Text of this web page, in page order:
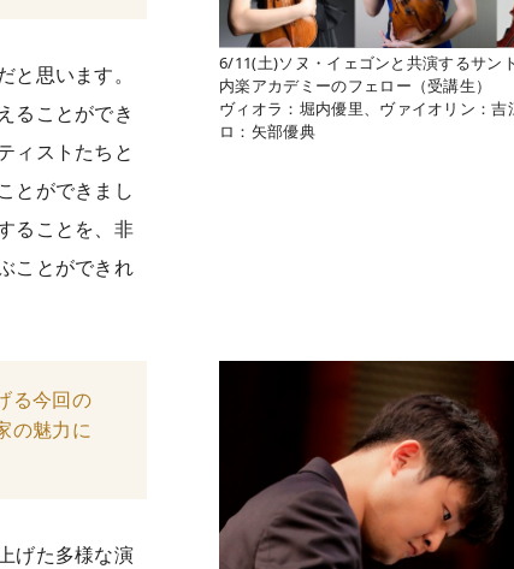
思います。
ることができ
ィストたちと
とができまし
ることを、非
ことができれ
6/11(土)ソヌ・イェゴンと共演するサン
内楽アカデミーのフェロー（受講生）
ヴィオラ：堀内優里、ヴァイオリン：吉
ロ：矢部優典
る今回の
の魅力に
げた多様な演